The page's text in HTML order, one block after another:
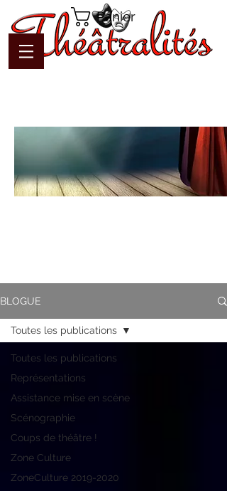
Panier
BLOGUE
Toutes les publications
Représentations
Assistance mise en scène
Scénographie
Coups de théâtre !
Zone Culture
ZoneCulture 2019-2020
Toutes les publications